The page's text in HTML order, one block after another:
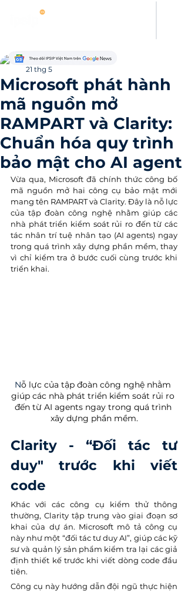
Microsoft phát hành
mã nguồn mở
RAMPART và Clarity:
Chuẩn hóa quy trình
bảo mật cho AI agent
Thanh Hoang
21 thg 5
Vừa qua, Microsoft đã chính thức công bố
mã nguồn mở hai công cụ bảo mật mới
mang tên RAMPART và Clarity. Đây là nỗ lực
của tập đoàn công nghệ nhằm giúp các
nhà phát triển kiểm soát rủi ro đến từ các
tác nhân trí tuệ nhân tạo (AI agents) ngay
trong quá trình xây dựng phần mềm, thay
vì chỉ kiểm tra ở bước cuối cùng trước khi
triển khai.
Nỗ lực của tập đoàn công nghệ nhằm
giúp các nhà phát triển kiểm soát rủi ro
đến từ AI agents ngay trong quá trình
xây dựng phần mềm.
Clarity - “Đối tác tư
duy" trước khi viết
code
Khác với các công cụ kiểm thử thông
thường, Clarity tập trung vào giai đoạn sơ
khai của dự án. Microsoft mô tả công cụ
này như một “đối tác tư duy AI”, giúp các kỹ
sư và quản lý sản phẩm kiểm tra lại các giả
định thiết kế trước khi viết dòng code đầu
tiên.
Công cụ này hướng dẫn đội ngũ thực hiện